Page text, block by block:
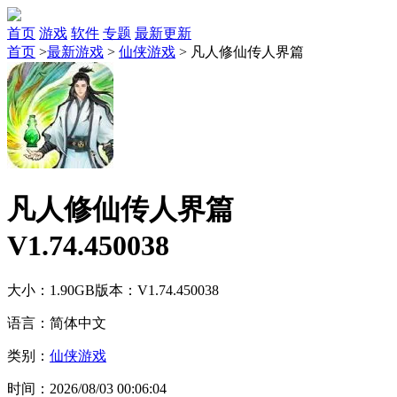
首页 游戏 软件 专题 最新更新
首页 >最新游戏 > 仙侠游戏 > 凡人修仙传人界篇
凡人修仙传人界篇
V1.74.450038
大小：1.90GB版本：V1.74.450038
语言：简体中文
类别： 仙侠游戏
时间：2026/08/03 00:06:04